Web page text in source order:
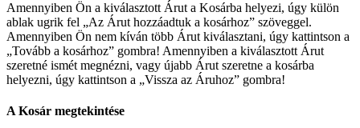
Amennyiben Ön a kiválasztott Árut a Kosárba helyezi, úgy külön
ablak ugrik fel „Az Árut hozzáadtuk a kosárhoz” szöveggel.
Amennyiben Ön nem kíván több Árut kiválasztani, úgy kattintson a
„Tovább a kosárhoz” gombra! Amennyiben a kiválasztott Árut
szeretné ismét megnézni, vagy újabb Árut szeretne a kosárba
helyezni, úgy kattintson a „Vissza az Áruhoz” gombra!
A Kosár megtekintése